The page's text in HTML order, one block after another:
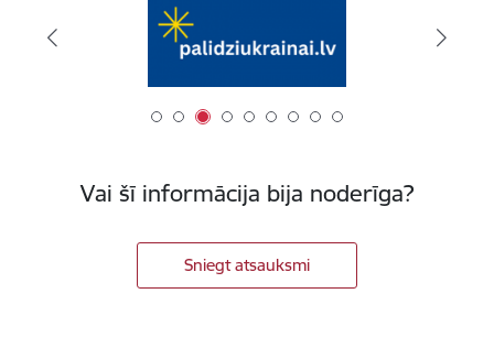
Vai šī informācija bija noderīga?
Sniegt atsauksmi